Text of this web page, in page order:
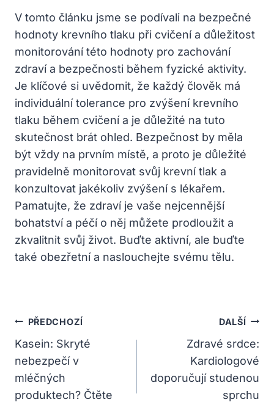
V tomto článku jsme se podívali na bezpečné
hodnoty krevního tlaku při cvičení a důležitost
monitorování této hodnoty pro zachování
zdraví a bezpečnosti během fyzické aktivity.
Je klíčové si uvědomit, že každý člověk má
individuální tolerance pro zvýšení krevního
tlaku během cvičení a je důležité na tuto
skutečnost brát ohled. Bezpečnost by měla
být vždy na prvním místě, a proto je důležité
pravidelně monitorovat svůj krevní tlak a
konzultovat jakékoliv zvýšení s lékařem.
Pamatujte, že zdraví je vaše nejcennější
bohatství a péčí o něj můžete prodloužit a
zkvalitnit svůj život. Buďte aktivní, ale buďte
také obezřetní a naslouchejte svému tělu.
Navigace
Pro
Příspěvek
PŘEDCHOZÍ
Kasein: Skryté
nebezpečí v
mléčných
produktech? Čtěte
DALŠÍ
Zdravé srdce:
Kardiologové
doporučují studenou
sprchu